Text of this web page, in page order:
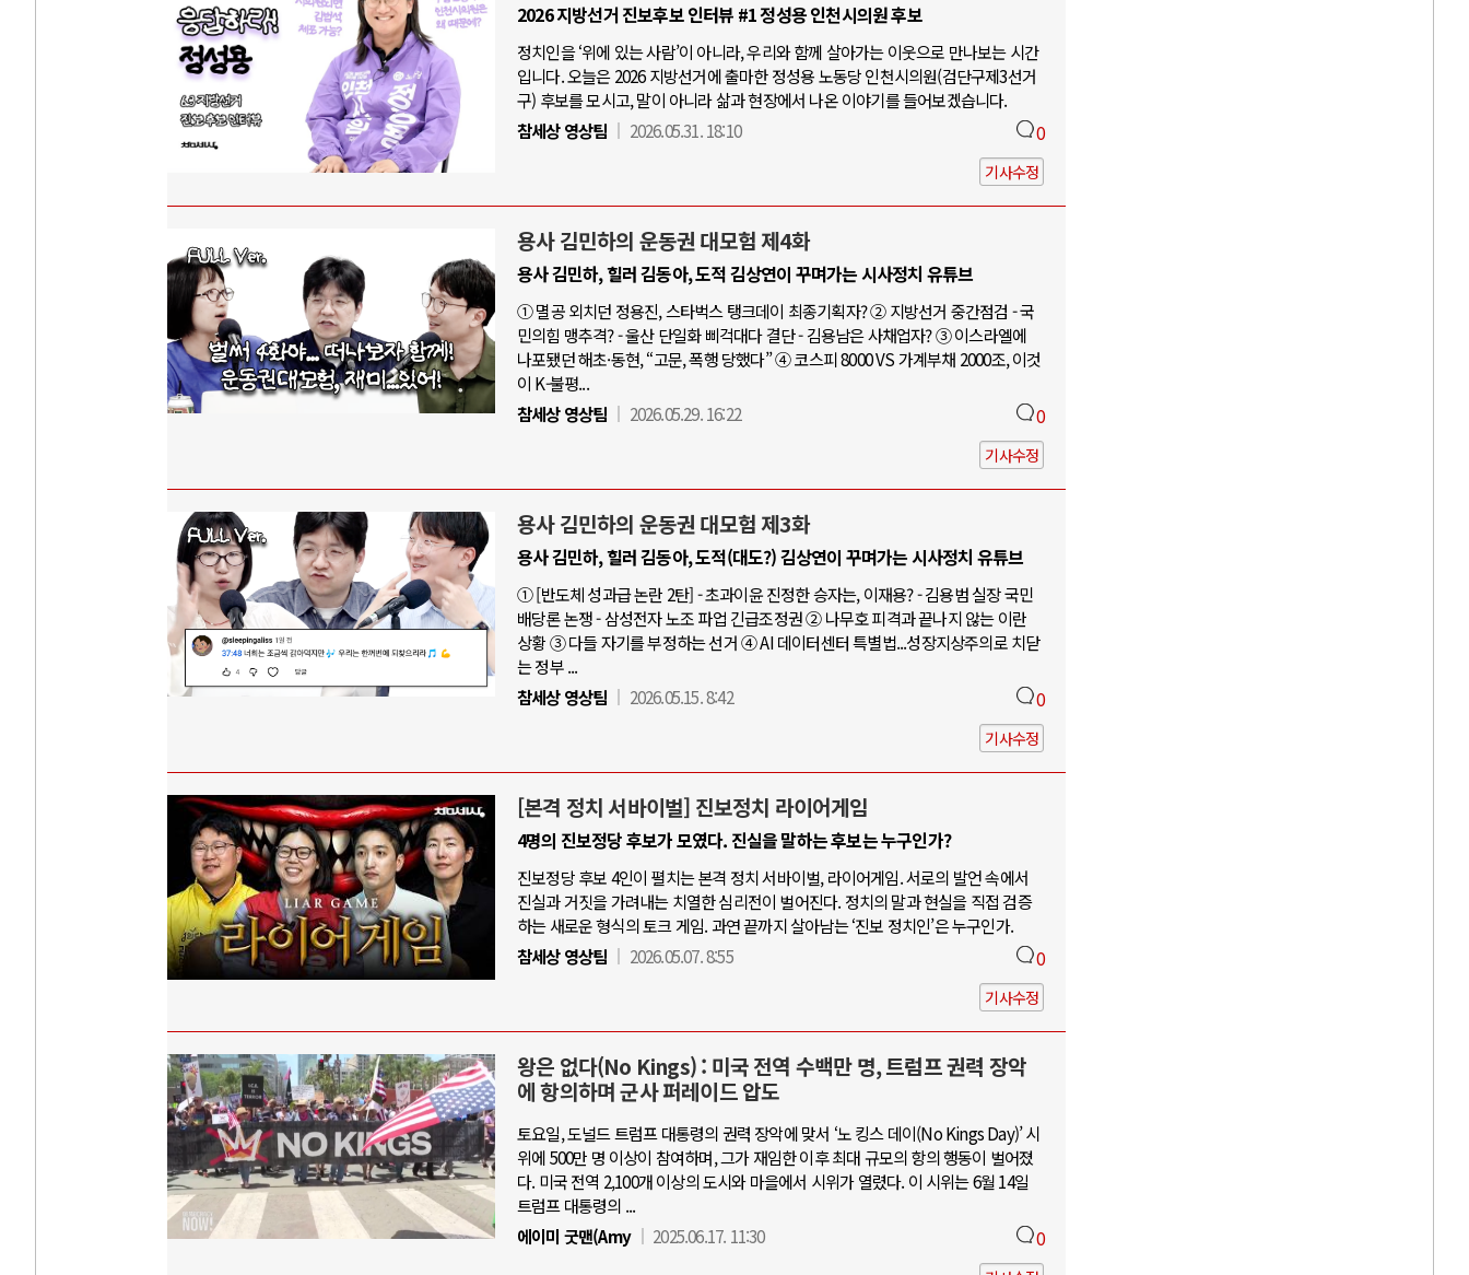
2026 지방선거 진보후보 인터뷰 #1 정성용 인천시의원 후보
정치인을 ‘위에 있는 사람’이 아니라, 우리와 함께 살아가는 이웃으로 만나보는 시간
입니다. 오늘은 2026 지방선거에 출마한 정성용 노동당 인천시의원(검단구제3선거
구) 후보를 모시고, 말이 아니라 삶과 현장에서 나온 이야기를 들어보겠습니다.
참세상 영상팀
2026.05.31. 18:10 0
기사수정
용사 김민하의 운동권 대모험 제4화
용사 김민하, 힐러 김동아, 도적 김상연이 꾸며가는 시사정치 유튜브
① 멸공 외치던 정용진, 스타벅스 탱크데이 최종기획자? ② 지방선거 중간점검 - 국
민의힘 맹추격? - 울산 단일화 삐걱대다 결단 - 김용남은 사채업자? ③ 이스라엘에
나포됐던 해초·동현, “고문, 폭행 당했다” ④ 코스피 8000 VS 가계부채 2000조, 이것
이 K-불평...
참세상 영상팀
2026.05.29. 16:22 0
기사수정
용사 김민하의 운동권 대모험 제3화
용사 김민하, 힐러 김동아, 도적(대도?) 김상연이 꾸며가는 시사정치 유튜브
① [반도체 성과급 논란 2탄] - 초과이윤 진정한 승자는, 이재용? - 김용범 실장 국민
배당론 논쟁 - 삼성전자 노조 파업 긴급조정권 ② 나무호 피격과 끝나지 않는 이란
상황 ③ 다들 자기를 부정하는 선거 ④ AI 데이터센터 특별법...성장지상주의로 치닫
는 정부 ...
참세상 영상팀
2026.05.15. 8:42 0
기사수정
[본격 정치 서바이벌] 진보정치 라이어게임
4명의 진보정당 후보가 모였다. 진실을 말하는 후보는 누구인가?
진보정당 후보 4인이 펼치는 본격 정치 서바이벌, 라이어게임. 서로의 발언 속에서
진실과 거짓을 가려내는 치열한 심리전이 벌어진다. 정치의 말과 현실을 직접 검증
하는 새로운 형식의 토크 게임. 과연 끝까지 살아남는 ‘진보 정치인’은 누구인가.
참세상 영상팀
2026.05.07. 8:55 0
기사수정
왕은 없다(No Kings) : 미국 전역 수백만 명, 트럼프 권력 장악
에 항의하며 군사 퍼레이드 압도
토요일, 도널드 트럼프 대통령의 권력 장악에 맞서 ‘노 킹스 데이(No Kings Day)’ 시
위에 500만 명 이상이 참여하며, 그가 재임한 이후 최대 규모의 항의 행동이 벌어졌
다. 미국 전역 2,100개 이상의 도시와 마을에서 시위가 열렸다. 이 시위는 6월 14일
트럼프 대통령의 ...
에이미 굿맨(Amy
2025.06.17. 11:30 0